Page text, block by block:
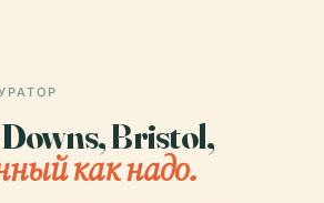
Bristol,
как надо.